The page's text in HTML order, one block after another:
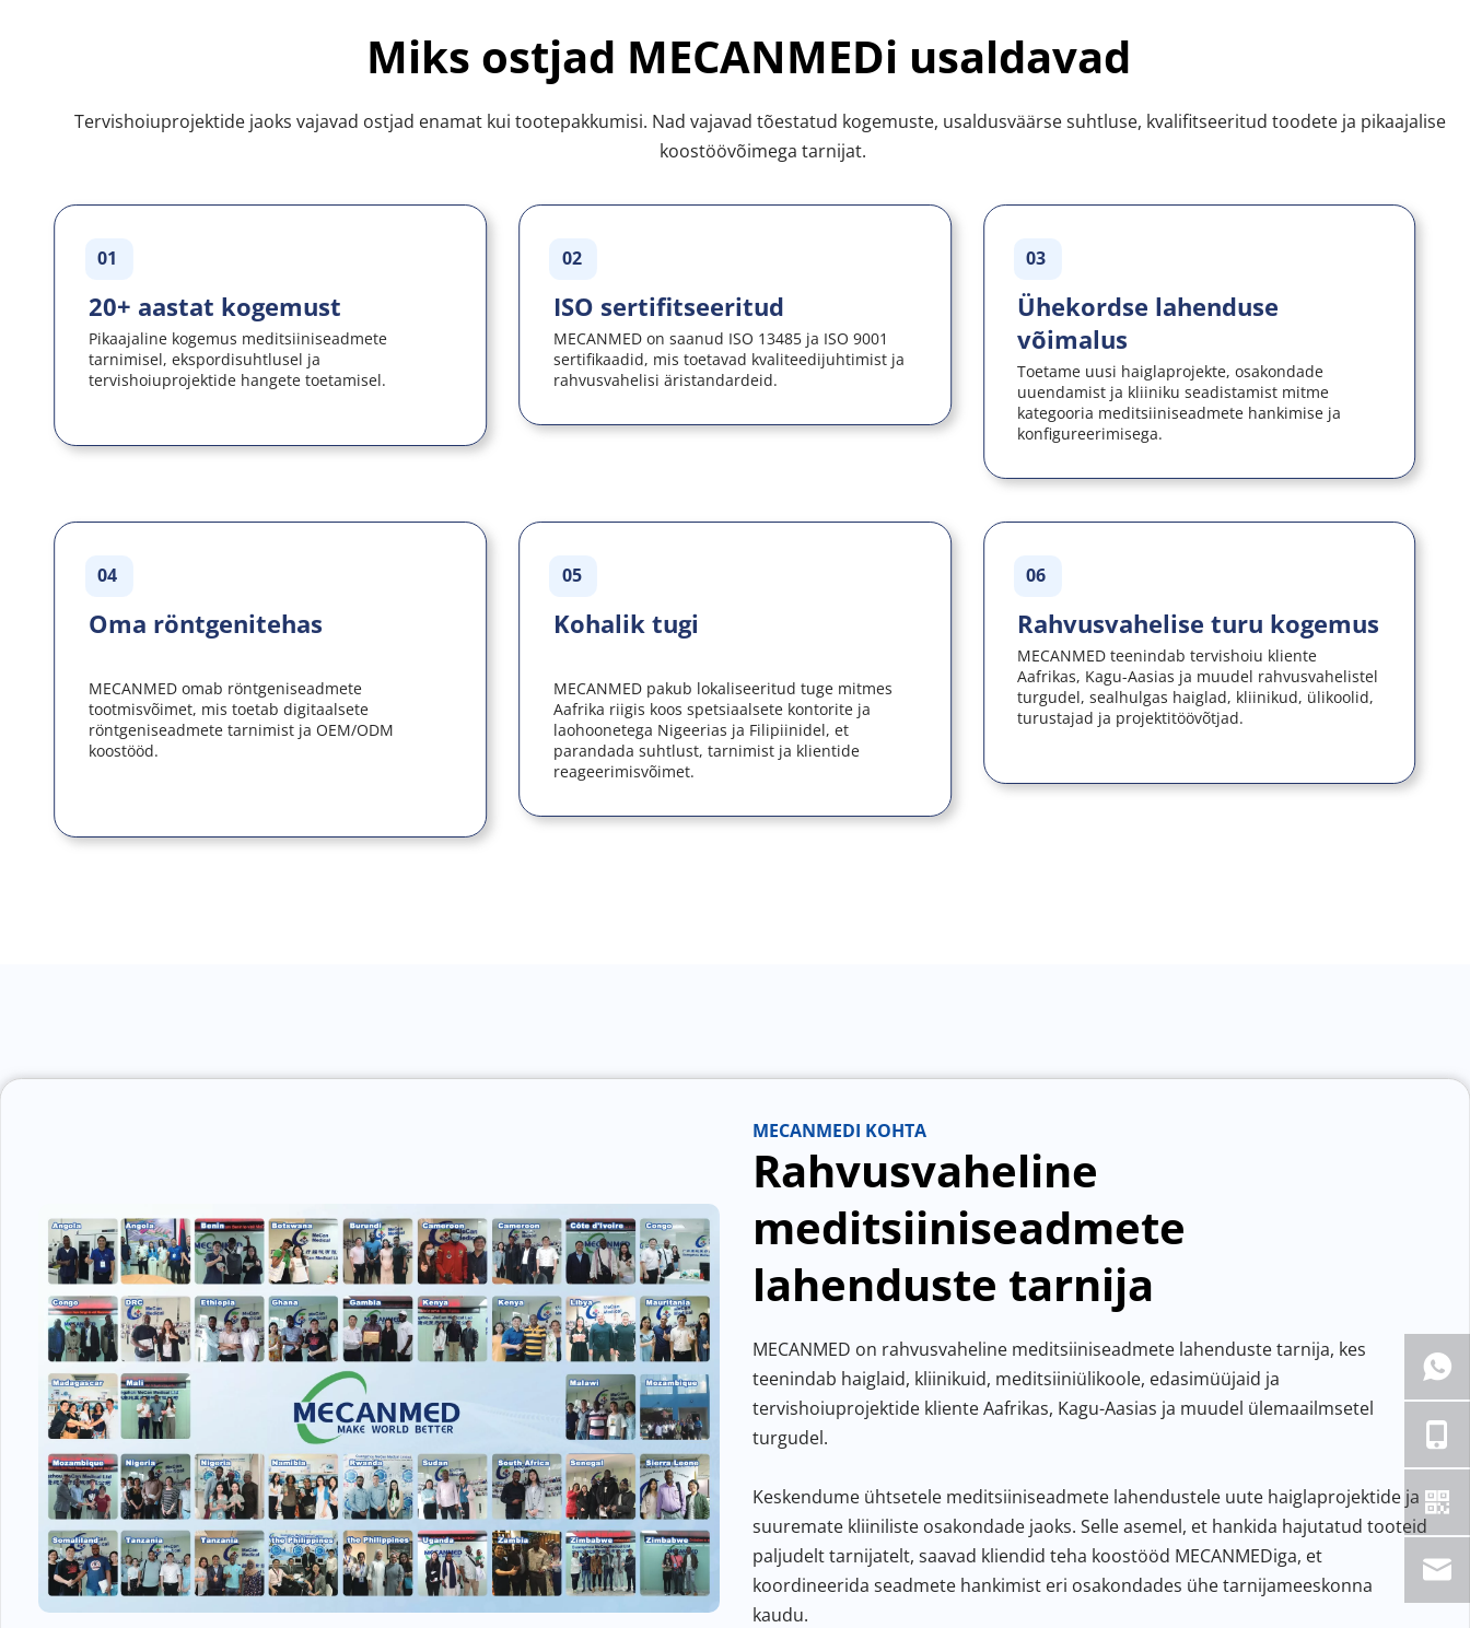
Miks ostjad MECANMEDi usaldavad
Tervishoiuprojektide jaoks vajavad ostjad enamat kui tootepakkumisi. Nad vajavad tõestatud kogemuste, usaldusväärse suhtluse, kvalifitseeritud toodete ja pikaajalise
koostöövõimega tarnijat.
01
20+ aastat kogemust
Pikaajaline kogemus meditsiiniseadmete
tarnimisel, ekspordisuhtlusel ja
tervishoiuprojektide hangete toetamisel.
02
ISO sertifitseeritud
MECANMED on saanud ISO 13485 ja ISO 9001
sertifikaadid, mis toetavad kvaliteedijuhtimist ja
rahvusvahelisi äristandardeid.
03
Ühekordse lahenduse
võimalus
Toetame uusi haiglaprojekte, osakondade
uuendamist ja kliiniku seadistamist mitme
kategooria meditsiiniseadmete hankimise ja
konfigureerimisega.
04
Oma röntgenitehas
MECANMED omab röntgeniseadmete
tootmisvõimet, mis toetab digitaalsete
röntgeniseadmete tarnimist ja OEM/ODM
koostööd.
05
Kohalik tugi
MECANMED pakub lokaliseeritud tuge mitmes
Aafrika riigis koos spetsiaalsete kontorite ja
laohoonetega Nigeerias ja Filipiinidel, et
parandada suhtlust, tarnimist ja klientide
reageerimisvõimet.
06
Rahvusvahelise turu kogemus
MECANMED teenindab tervishoiu kliente
Aafrikas, Kagu-Aasias ja muudel rahvusvahelistel
turgudel, sealhulgas haiglad, kliinikud, ülikoolid,
turustajad ja projektitöövõtjad.
MECANMEDI KOHTA
Rahvusvaheline
meditsiiniseadmete
lahenduste tarnija
MECANMED on rahvusvaheline meditsiiniseadmete lahenduste tarnija, kes
teenindab haiglaid, kliinikuid, meditsiiniülikoole, edasimüüjaid ja
tervishoiuprojektide kliente Aafrikas, Kagu-Aasias ja muudel ülemaailmsetel
turgudel.
Keskendume ühtsetele meditsiiniseadmete lahendustele uute haiglaprojektide ja
suuremate kliiniliste osakondade jaoks. Selle asemel, et hankida hajutatud tooteid
paljudelt tarnijatelt, saavad kliendid teha koostööd MECANMEDiga, et
koordineerida seadmete hankimist eri osakondades ühe tarnijameeskonna
kaudu.